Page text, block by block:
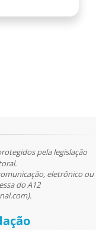
pela legislação
eletrônico ou
do A12